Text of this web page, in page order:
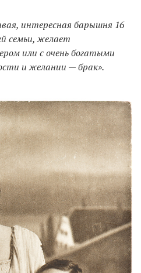
интересная барышня 16
семьи, желает
или с очень богатыми
и желании — брак».